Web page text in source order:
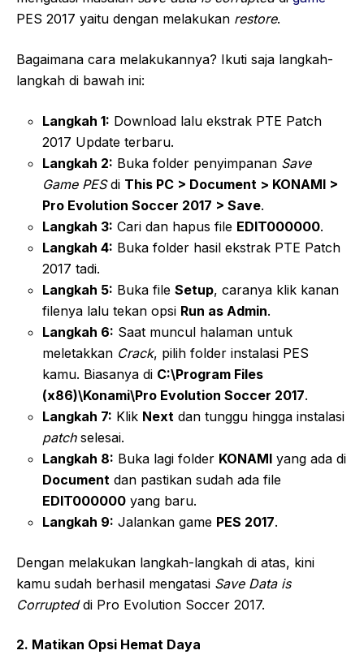
PES 2017 yaitu dengan melakukan restore.
Bagaimana cara melakukannya? Ikuti saja langkah-
langkah di bawah ini:
Langkah 1: Download lalu ekstrak PTE Patch
2017 Update terbaru.
Langkah 2: Buka folder penyimpanan Save
Game PESdi This PC > Document > KONAMI >
Pro Evolution Soccer 2017 > Save.
Langkah 3: Cari dan hapus file EDIT000000.
Langkah 4: Buka folder hasil ekstrak PTE Patch
2017 tadi.
Langkah 5: Buka file Setup, caranya klik kanan
filenya lalu tekan opsi Run as Admin.
Langkah 6: Saat muncul halaman untuk
meletakkan Crack, pilih folder instalasi PES
kamu. Biasanya di C:\Program Files
(x86)\Konami\Pro Evolution Soccer 2017.
Langkah 7: Klik Next dan tunggu hingga instalasi
patchselesai.
Langkah 8: Buka lagi folder KONAMI yang ada di
Document dan pastikan sudah ada file
EDIT000000 yang baru.
Langkah 9: Jalankan game PES 2017.
Dengan melakukan langkah-langkah di atas, kini
kamu sudah berhasil mengatasi Save Data is
Corrupteddi Pro Evolution Soccer 2017.
2. Matikan Opsi Hemat Daya